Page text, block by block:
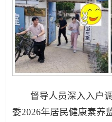
督导人员深入入户
委2026年居民健康素养